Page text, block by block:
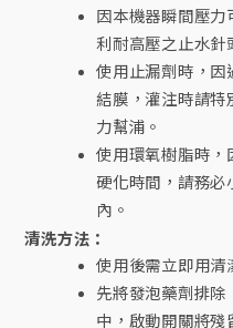
因本機器瞬間壓
利耐高壓之止水針
使用止漏劑時，因
結膜，灌注時請特
力幫浦。
使用環氧樹脂時，
硬化時間，請務必
內。
清洗方法：
使用後需立即用清
先將發泡藥劑排除
中，啟動開關將殘